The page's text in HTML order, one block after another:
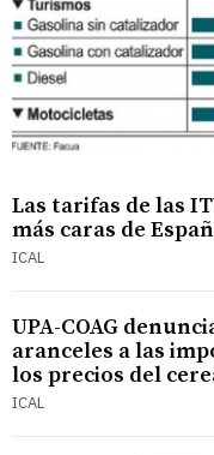
Las tarifas de las
más caras de
ICAL
UPA-COAG
aranceles a las
los precios del
ICAL